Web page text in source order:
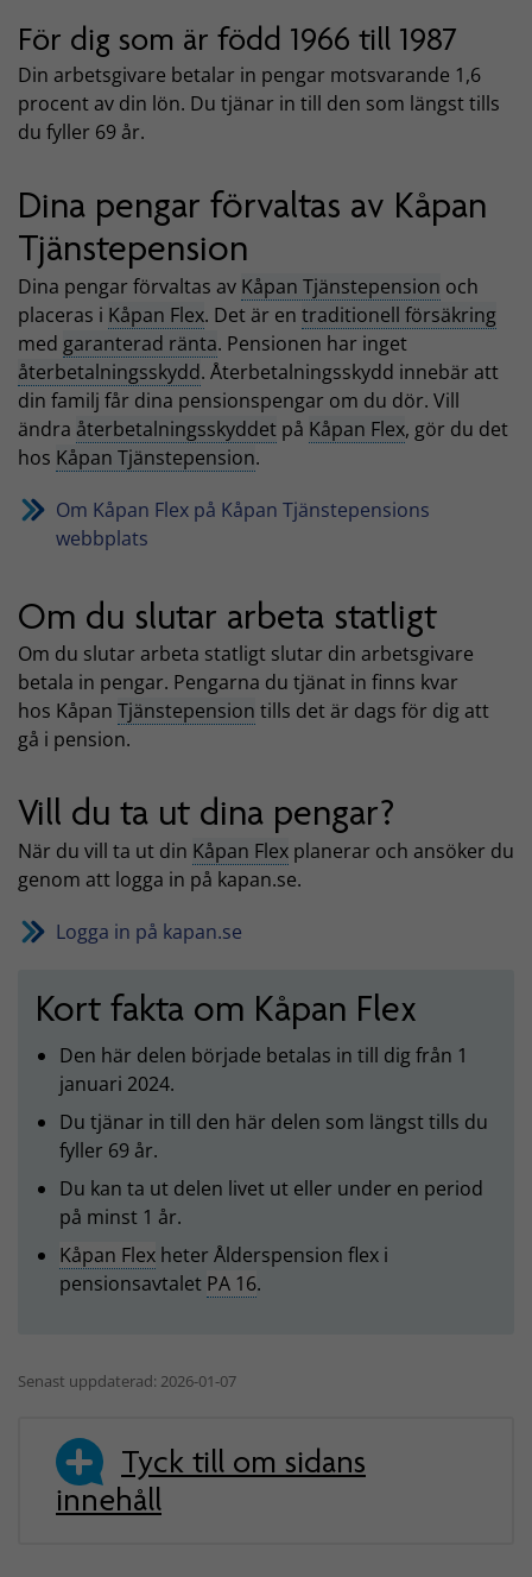
För dig som är född 1966 till 1987
Din arbetsgivare betalar in pengar motsvarande 1,6
procent av din lön. Du tjänar in till den som längst tills
du fyller 69 år.
Dina pengar förvaltas av Kåpan
Tjänstepension
Dina pengar förvaltas av Kåpan Tjänstepension och
placeras i Kåpan Flex. Det är en traditionell försäkring
med garanterad ränta. Pensionen har inget
återbetalningsskydd. Återbetalningsskydd innebär att
din familj får dina pensionspengar om du dör. Vill
ändra återbetalningsskyddet på Kåpan Flex, gör du det
hos Kåpan Tjänstepension.
Om Kåpan Flex på Kåpan Tjänstepensions
webbplats
Om du slutar arbeta statligt
Om du slutar arbeta statligt slutar din arbetsgivare
betala in pengar. Pengarna du tjänat in finns kvar
hos Kåpan Tjänstepension tills det är dags för dig att
gå i pension.
Vill du ta ut dina pengar?
När du vill ta ut din Kåpan Flex planerar och ansöker du
genom att logga in på kapan.se.
Logga in på kapan.se
Kort fakta om Kåpan Flex
Den här delen började betalas in till dig från 1
januari 2024.
Du tjänar in till den här delen som längst tills du
fyller 69 år.
Du kan ta ut delen livet ut eller under en period
på minst 1 år.
Kåpan Flex heter Ålderspension flex i
pensionsavtalet PA 16.
Senast uppdaterad: 2026-01-07
Tyck till om sidans
innehåll